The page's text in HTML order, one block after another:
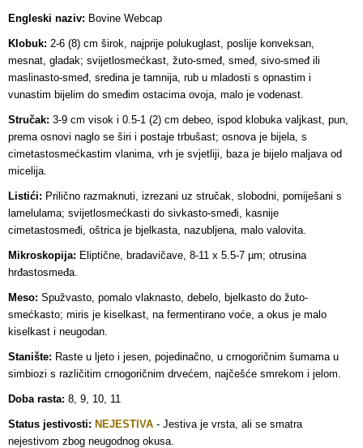
Engleski naziv: Bovine Webcap
Klobuk: 2-6 (8) cm širok, najprije polukuglast, poslije konveksan,
mesnat, gladak; svijetlosmećkast, žuto-smeđ, smeđ, sivo-smeđ ili
maslinasto-smeđ, sredina je tamnija, rub u mladosti s opnastim i
vunastim bijelim do smeđim ostacima ovoja, malo je vodenast.
Stručak: 3-9 cm visok i 0.5-1 (2) cm debeo, ispod klobuka valjkast, pun,
prema osnovi naglo se širi i postaje trbušast; osnova je bijela, s
cimetastosmećkastim vlanima, vrh je svjetliji, baza je bijelo maljava od
micelija.
Listići: Prilično razmaknuti, izrezani uz stručak, slobodni, pomiješani s
lamelulama; svijetlosmećkasti do sivkasto-smeđi, kasnije
cimetastosmeđi, oštrica je bjelkasta, nazubljena, malo valovita.
Mikroskopija: Eliptične, bradavičave, 8-11 x 5.5-7 µm; otrusina
hrđastosmeđa.
Meso: Spužvasto, pomalo vlaknasto, debelo, bjelkasto do žuto-
smećkasto; miris je kiselkast, na fermentirano voće, a okus je malo
kiselkast i neugodan.
Stanište: Raste u ljeto i jesen, pojedinačno, u crnogoričnim šumama u
simbiozi s različitim crnogoričnim drvećem, najčešće smrekom i jelom.
Doba rasta: 8, 9, 10, 11
Status jestivosti: NEJESTIVA - Jestiva je vrsta, ali se smatra
nejestivom zbog neugodnog okusa.